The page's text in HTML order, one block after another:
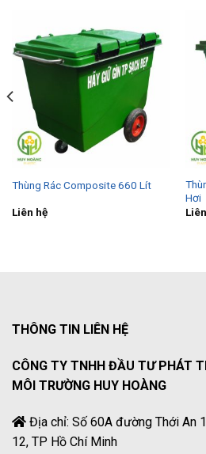
Thùng Rác Composite 660 Lít
Liên hệ
Hơi
THÔNG TIN LIÊN HỆ
CÔNG TY TNHH ĐẦU TƯ PHÁT
MÔI TRƯỜNG HUY HOÀNG
Địa chỉ: Số 60A đường Thới An
12, TP Hồ Chí Minh